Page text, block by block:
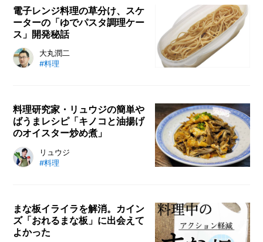
涼二が包丁にまつわるあらゆる疑問
をズバッと解決します。実際にママ
3名に包丁に関する悩みを話しても
らい、包丁の正しい持ち方、お手入
れの仕方、買い替え時、古い包丁の
電子レンジ料理の草分け、スケ
ーターの「ゆでパスタ調理ケー
ス」開発秘話
電子レンジの草分け的グッズ「ゆで
パスタ調理ケース」を作ったのは、
熱するだけで茹で上がる「ゆでパス
タ調理ケース」は見事にヒットし
た。今でこそ、使う人も増えている
が、当時は画期的な商品だった。実
は、このスケーター株式会社、もと
理ケース」を開発するに至ったの
か、スケーター営業部の大丸潤二さ
んに開発の背景を聞いた。
大丸潤二
#料理
料理研究家・リュウジの簡単や
ばうまレシピ「キノコと油揚げ
のオイスター炒め煮」
料理研究家・リュウジさんのレシピ
連載。今回は、キノコと油揚げを使
力ある歯ごたえと、ジュワッとうま
味を吸った油揚げが最高のマッチン
グで箸が止まらないこと請け合いで
リュウジ
#料理
まな板イライラを解消。カイン
ズ「おれるまな板」に出会えて
よかった